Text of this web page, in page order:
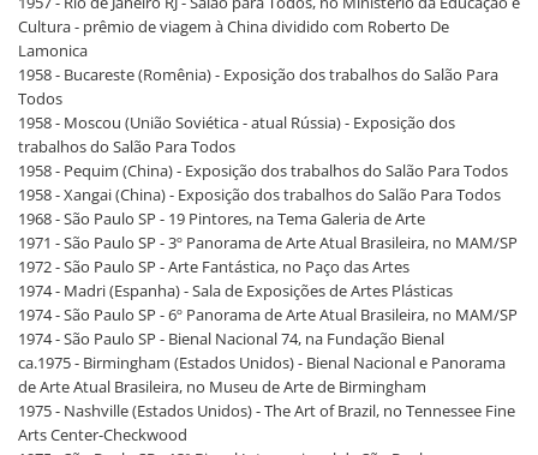
Cultura - prêmio de viagem à China dividido com Roberto De
Lamonica
1958 - Bucareste (Romênia) - Exposição dos trabalhos do Salão Para
Todos
1958 - Moscou (União Soviética - atual Rússia) - Exposição dos
trabalhos do Salão Para Todos
1958 - Pequim (China) - Exposição dos trabalhos do Salão Para Todos
1958 - Xangai (China) - Exposição dos trabalhos do Salão Para Todos
1968 - São Paulo SP - 19 Pintores, na Tema Galeria de Arte
1971 - São Paulo SP - 3º Panorama de Arte Atual Brasileira, no MAM/SP
1972 - São Paulo SP - Arte Fantástica, no Paço das Artes
1974 - Madri (Espanha) - Sala de Exposições de Artes Plásticas
1974 - São Paulo SP - 6º Panorama de Arte Atual Brasileira, no MAM/SP
1974 - São Paulo SP - Bienal Nacional 74, na Fundação Bienal
ca.1975 - Birmingham (Estados Unidos) - Bienal Nacional e Panorama
de Arte Atual Brasileira, no Museu de Arte de Birmingham
1975 - Nashville (Estados Unidos) - The Art of Brazil, no Tennessee Fine
Arts Center-Checkwood